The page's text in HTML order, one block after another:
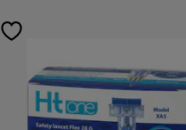
toevoegen
verlanglijst